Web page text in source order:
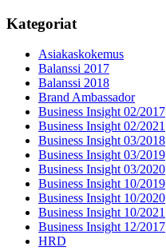
Kategoriat
Asiakaskokemus
Balanssi 2017
Balanssi 2018
Brand Ambassador
Business Insight 02/2017
Business Insight 02/2021
Business Insight 03/2018
Business Insight 03/2019
Business Insight 03/2020
Business Insight 10/2019
Business Insight 10/2020
Business Insight 10/2021
Business Insight 12/2017
HRD